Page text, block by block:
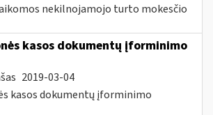
nekilnojamojo turto mokesčio
kasos dokumentų įforminimo
2019-03-04
kasos dokumentų įforminimo